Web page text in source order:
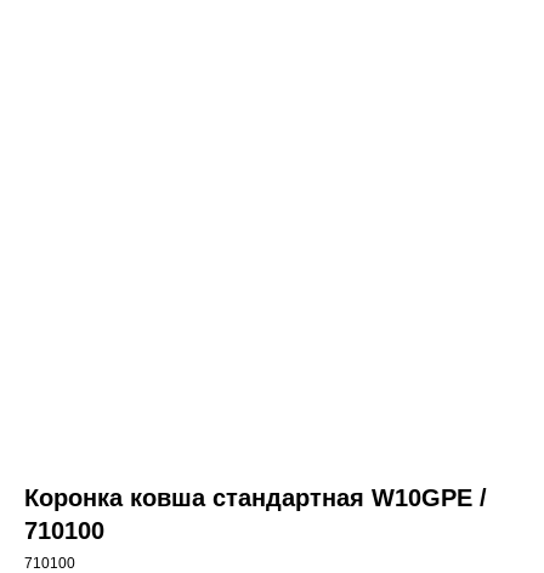
Коронка ковша стандартная W10GPE /
710100
710100